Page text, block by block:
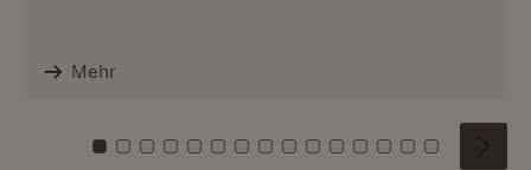
Mehr
Zu Kachel: 0
Zu Kachel: 1
Zu Kachel: 2
Zu Kachel: 3
Zu Kachel: 4
Zu Kachel: 5
Zu Kachel: 6
Zu Kachel: 7
Zu Kachel: 8
Zu Kachel: 9
Zu Kachel: 10
Zu Kachel: 11
Zu Kachel: 12
Zu Kachel:
Zu